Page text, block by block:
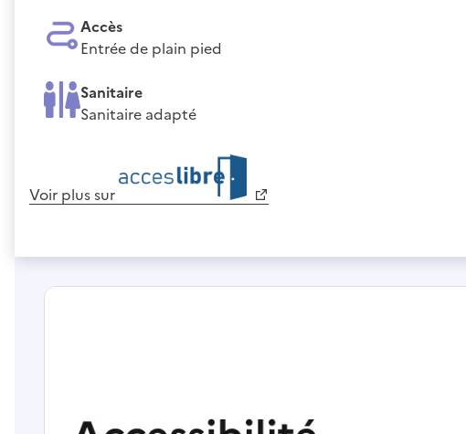
Accès
Entrée de plain pied
Sanitaire
Sanitaire adapté
Voir plus sur